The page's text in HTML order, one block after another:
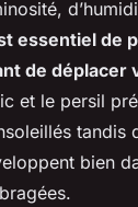
essentiel de
de déplacer
et le persil
tandis
bien